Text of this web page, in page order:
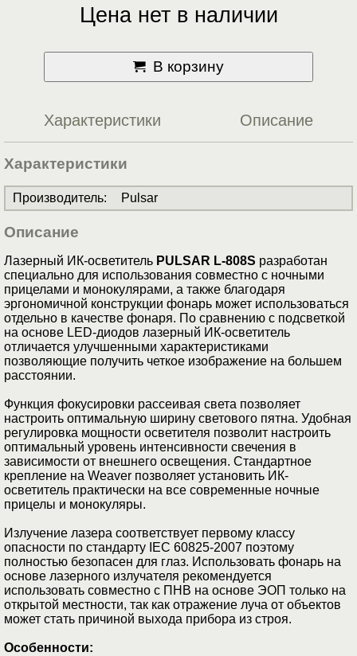
Цена нет в наличии
В корзину
Характеристики Описание
Характеристики
Производитель: Pulsar
Описание
Лазерный ИК-осветитель PULSAR L-808S разработан
специально для использования совместно с ночными
прицелами и монокулярами, а также благодаря
эргономичной конструкции фонарь может использоваться
отдельно в качестве фонаря. По сравнению с подсветкой
на основе LED-диодов лазерный ИК-осветитель
отличается улучшенными характеристиками
позволяющие получить четкое изображение на большем
расстоянии.
Функция фокусировки рассеивая света позволяет
настроить оптимальную ширину светового пятна. Удобная
регулировка мощности осветителя позволит настроить
оптимальный уровень интенсивности свечения в
зависимости от внешнего освещения. Стандартное
крепление на Weaver позволяет установить ИК-
осветитель практически на все современные ночные
прицелы и монокуляры.
Излучение лазера соответствует первому классу
опасности по стандарту IEC 60825-2007 поэтому
полностью безопасен для глаз. Использовать фонарь на
основе лазерного излучателя рекомендуется
использовать совместно с ПНВ на основе ЭОП только на
открытой местности, так как отражение луча от объектов
может стать причиной выхода прибора из строя.
Особенности: